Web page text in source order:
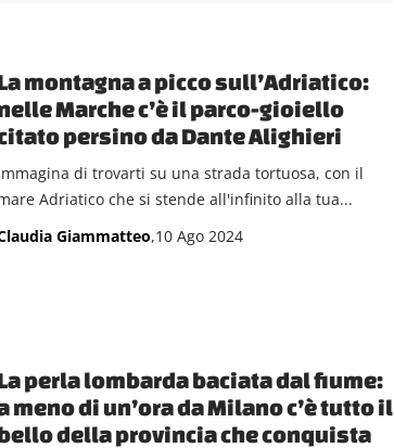
montagna a picco sull’Adriatico:
Marche c’è il parco-gioiello
persino da Dante Alighieri
di trovarti su una strada tortuosa, con il
Adriatico che si stende all'infinito alla tua...
Giammatteo,10 Ago 2024
perla lombarda baciata dal fiume:
meno di un’ora da Milano c’è tutto il
della provincia che conquista